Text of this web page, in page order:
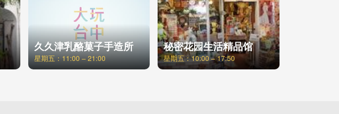
久久津乳酪菓子手造所
星期五：11:00 – 21:00
秘密花园生活精品馆
星期五：10:00 – 17:50